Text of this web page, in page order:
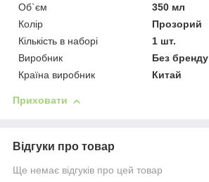
Об`єм
350 мл
Колір
Прозорий
Кількість в наборі
1 шт.
Виробник
Без бренду
Країна виробник
Китай
Приховати
Відгуки про товар
Ще немає відгуків про цей товар